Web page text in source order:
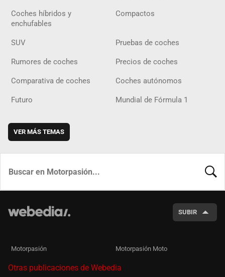
Coches híbridos y
enchufables
Compactos
SUV Pruebas de coches
Rumores de coches Precios de coches
Comparativa de coches Coches autónomos
Futuro Mundial de Fórmula 1
VER MÁS TEMAS
SUBIR
Motorpasión Motorpasión Moto
Otras publicaciones de Webedia